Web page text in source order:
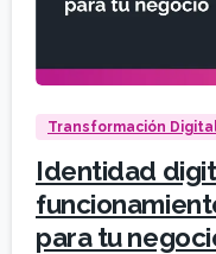
Transformación
Identidad
para tu